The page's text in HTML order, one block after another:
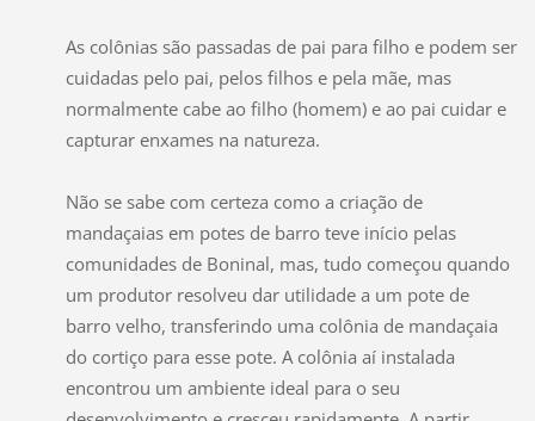
As colônias são passadas de pai para filho e podem ser
cuidadas pelo pai, pelos filhos e pela mãe, mas
normalmente cabe ao filho (homem) e ao pai cuidar e
capturar enxames na natureza.
Não se sabe com certeza como a criação de
mandaçaias em potes de barro teve início pelas
comunidades de Boninal, mas, tudo começou quando
um produtor resolveu dar utilidade a um pote de
barro velho, transferindo uma colônia de mandaçaia
do cortiço para esse pote. A colônia aí instalada
encontrou um ambiente ideal para o seu